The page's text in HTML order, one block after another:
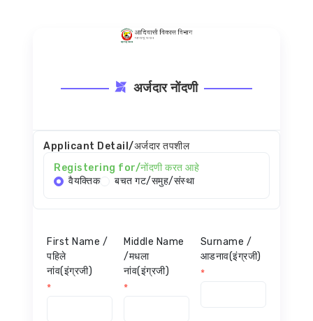
अर्जदार नोंदणी
Applicant Detail/अर्जदार तपशील
Registering for/नोंदणी करत आहे
वैयक्तिक
बचत गट/समुह/संस्था
First Name /
पहिले
नांव(इंग्रजी)
*
Middle Name
/मधला
नांव(इंग्रजी)
*
Surname /
आडनाव(इंग्रजी)
*